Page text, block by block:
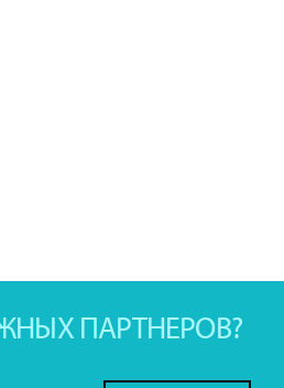
ПАРТНЕРОВ?